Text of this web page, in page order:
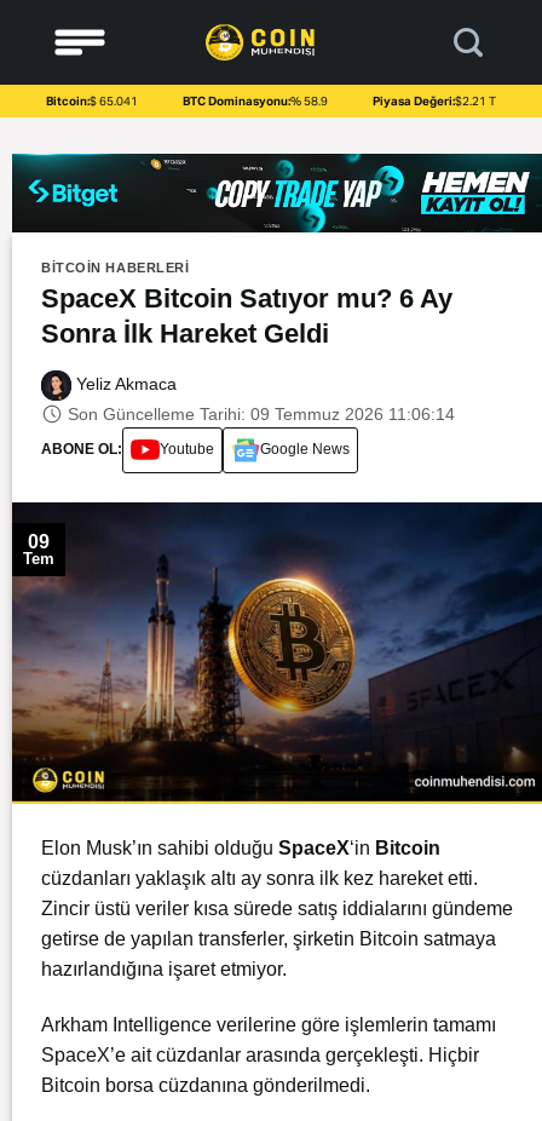
content
Bitcoin:$ 65.041 BTC Dominasyonu:% 58.9 Piyasa Değeri:$2.21 T
BITCOIN HABERLERI
SpaceX Bitcoin Satıyor mu? 6 Ay
Sonra İlk Hareket Geldi
Yeliz Akmaca
Son Güncelleme Tarihi: 09 Temmuz 2026 11:06:14
ABONE OL: Youtube Google News
09
Tem
Elon Musk’ın sahibi olduğu SpaceX‘in Bitcoin
cüzdanları yaklaşık altı ay sonra ilk kez hareket etti.
Zincir üstü veriler kısa sürede satış iddialarını gündeme
getirse de yapılan transferler, şirketin Bitcoin satmaya
hazırlandığına işaret etmiyor.
Arkham Intelligence verilerine göre işlemlerin tamamı
SpaceX’e ait cüzdanlar arasında gerçekleşti. Hiçbir
Bitcoin borsa cüzdanına gönderilmedi.